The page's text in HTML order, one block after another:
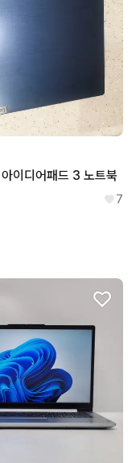
이디어패드 3 노트북
7